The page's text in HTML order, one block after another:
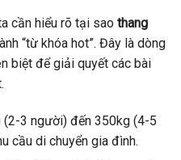
cần hiểu rõ tại sao thang
“từ khóa hot”. Đây là dòng
biệt để giải quyết các bài
3 người) đến 350kg (4-5
cầu di chuyển gia đình.